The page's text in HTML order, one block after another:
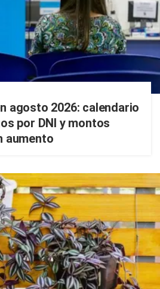
agosto 2026: calendario
por DNI y montos
aumento